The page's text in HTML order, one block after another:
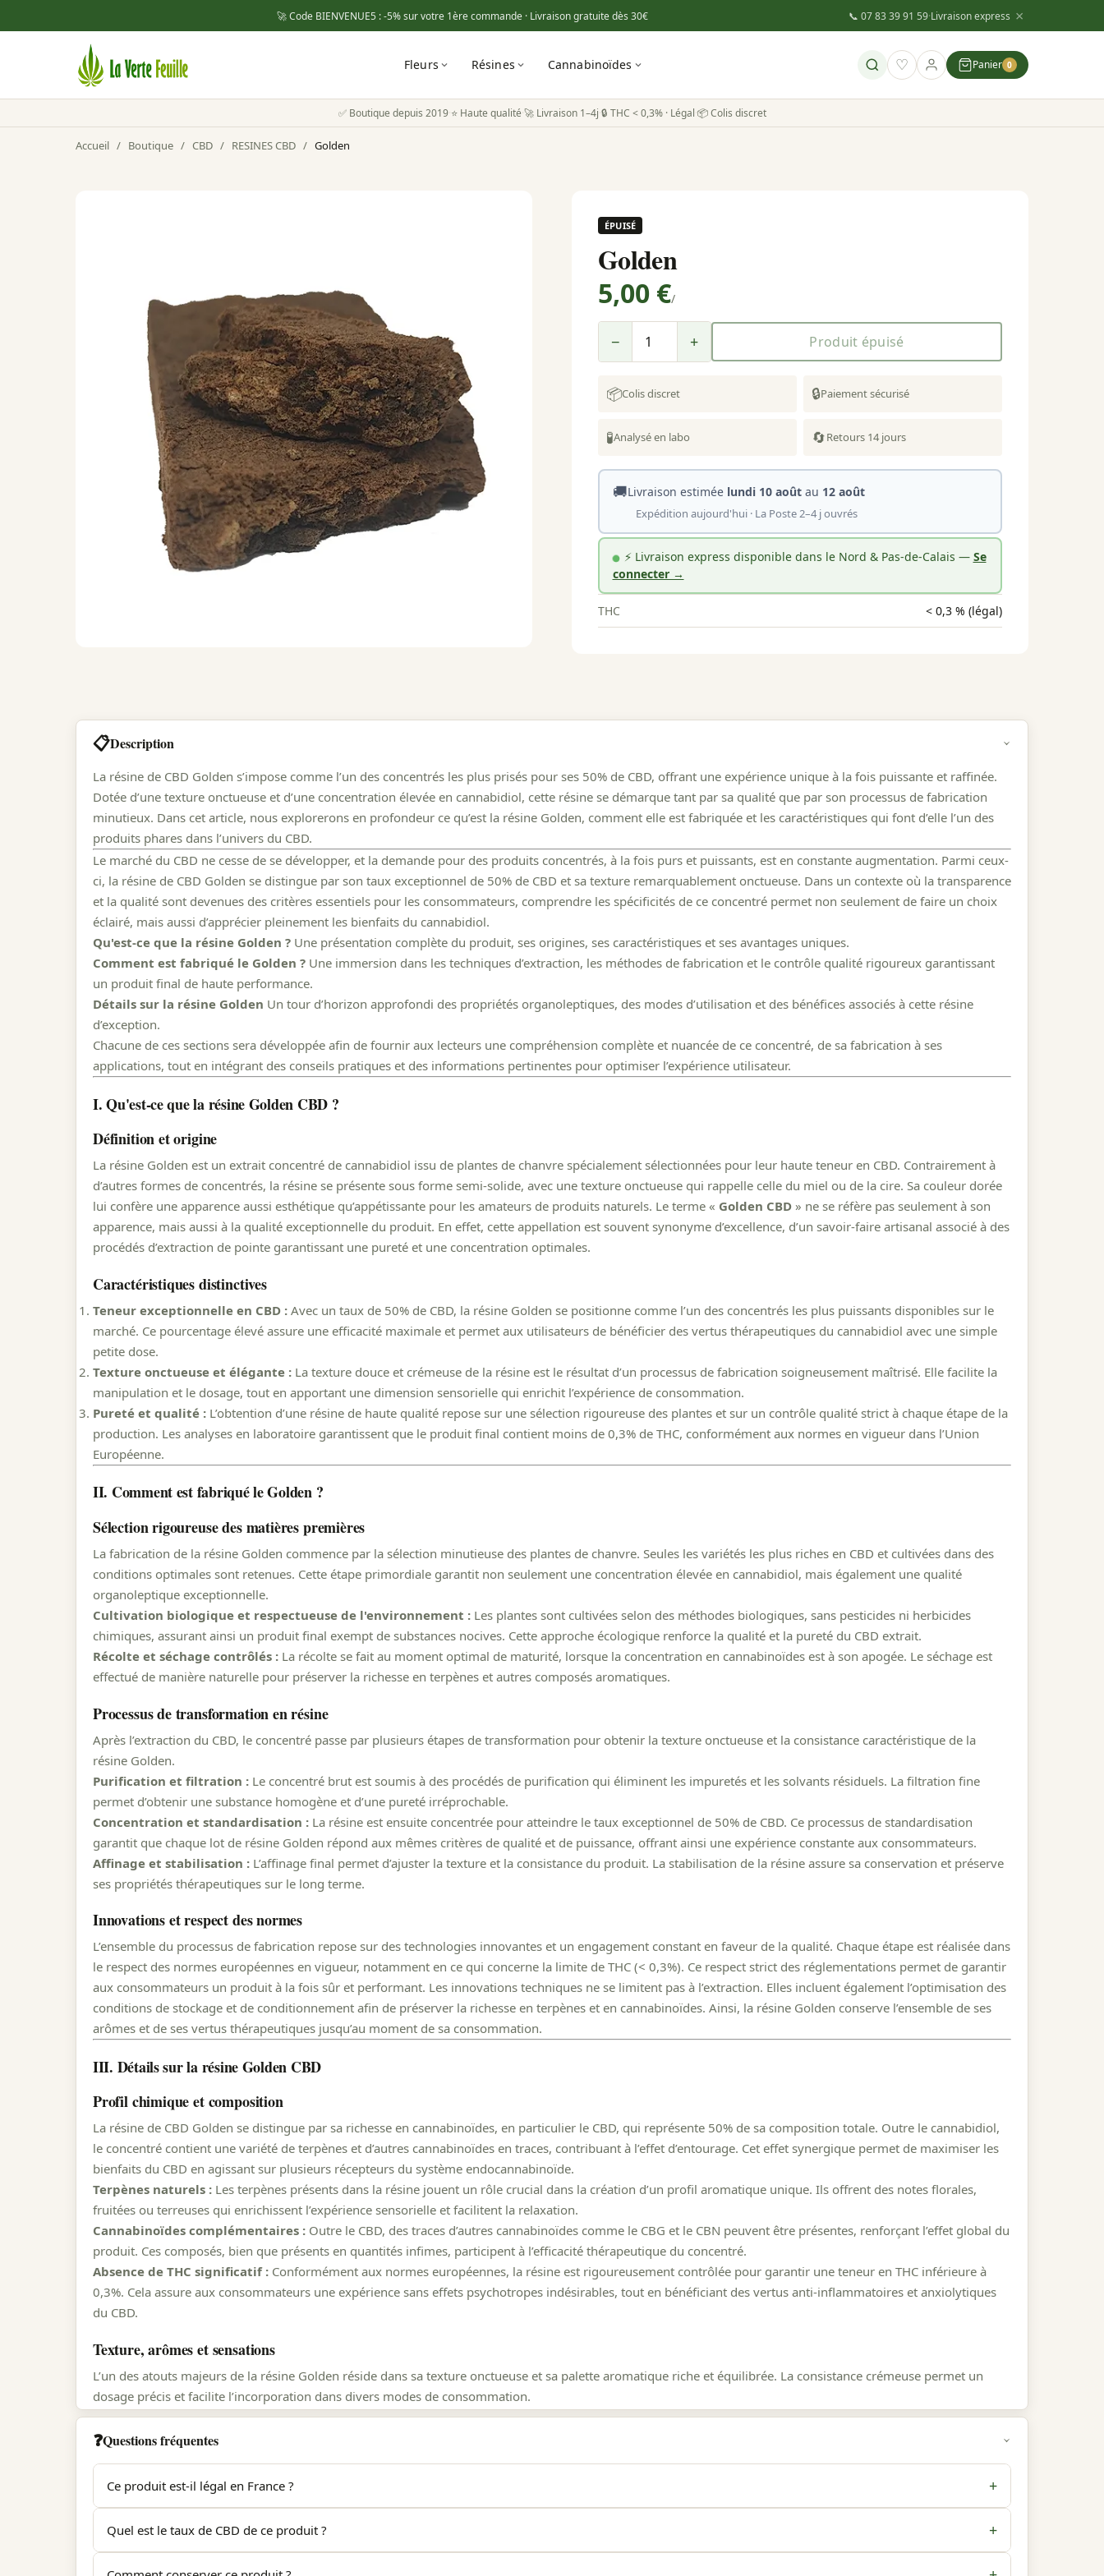
🚀 Code BIENVENUE5: -5% sur votre 1ère commande · Livraison gratuite dès 30€ 📞 07 83 39 91 59·Livraison express ×
Fleurs Résines Cannabinoïdes ♡ Panier 0
✅ Boutique depuis 2019·⭐ Haute qualité·🚀 Livraison 1–4j·🔒 THC < 0,3% · Légal·📦 Colis discret
Accueil / Boutique / CBD / RESINES CBD / Golden
ÉPUISÉ
Golden
5,00 €/
− + Produit épuisé
📦Colis discret 🔒Paiement sécurisé
🧪Analysé en labo 🔄Retours 14 jours
🚚Livraison estimée lundi 10 aoûtau 12 août
Expédition aujourd'hui · La Poste 2–4 j ouvrés
⚡ Livraison express disponible dans le Nord & Pas-de-Calais — Se
connecter →
THC < 0,3 % (légal)
📋Description
La résine de CBD Golden s’impose comme l’un des concentrés les plus prisés pour ses 50% de CBD, offrant une expérience unique à la fois puissante et raffinée.
Dotée d’une texture onctueuse et d’une concentration élevée en cannabidiol, cette résine se démarque tant par sa qualité que par son processus de fabrication
minutieux. Dans cet article, nous explorerons en profondeur ce qu’est la résine Golden, comment elle est fabriquée et les caractéristiques qui font d’elle l’un des
produits phares dans l’univers du CBD.
Le marché du CBD ne cesse de se développer, et la demande pour des produits concentrés, à la fois purs et puissants, est en constante augmentation. Parmi ceux-
ci, la résine de CBD Golden se distingue par son taux exceptionnel de 50% de CBD et sa texture remarquablement onctueuse. Dans un contexte où la transparence
et la qualité sont devenues des critères essentiels pour les consommateurs, comprendre les spécificités de ce concentré permet non seulement de faire un choix
éclairé, mais aussi d’apprécier pleinement les bienfaits du cannabidiol.
Qu'est-ce que la résine Golden ? Une présentation complète du produit, ses origines, ses caractéristiques et ses avantages uniques.
Comment est fabriqué le Golden ? Une immersion dans les techniques d’extraction, les méthodes de fabrication et le contrôle qualité rigoureux garantissant
un produit final de haute performance.
Détails sur la résine Golden Un tour d’horizon approfondi des propriétés organoleptiques, des modes d’utilisation et des bénéfices associés à cette résine
d’exception.
Chacune de ces sections sera développée afin de fournir aux lecteurs une compréhension complète et nuancée de ce concentré, de sa fabrication à ses
applications, tout en intégrant des conseils pratiques et des informations pertinentes pour optimiser l’expérience utilisateur.
I. Qu'est-ce que la résine Golden CBD ?
Définition et origine
La résine Golden est un extrait concentré de cannabidiol issu de plantes de chanvre spécialement sélectionnées pour leur haute teneur en CBD. Contrairement à
d’autres formes de concentrés, la résine se présente sous forme semi-solide, avec une texture onctueuse qui rappelle celle du miel ou de la cire. Sa couleur dorée
lui confère une apparence aussi esthétique qu’appétissante pour les amateurs de produits naturels. Le terme « Golden CBD » ne se réfère pas seulement à son
apparence, mais aussi à la qualité exceptionnelle du produit. En effet, cette appellation est souvent synonyme d’excellence, d’un savoir-faire artisanal associé à des
procédés d’extraction de pointe garantissant une pureté et une concentration optimales.
Caractéristiques distinctives
Teneur exceptionnelle en CBD : Avec un taux de 50% de CBD, la résine Golden se positionne comme l’un des concentrés les plus puissants disponibles sur le
marché. Ce pourcentage élevé assure une efficacité maximale et permet aux utilisateurs de bénéficier des vertus thérapeutiques du cannabidiol avec une simple
petite dose.
Texture onctueuse et élégante : La texture douce et crémeuse de la résine est le résultat d’un processus de fabrication soigneusement maîtrisé. Elle facilite la
manipulation et le dosage, tout en apportant une dimension sensorielle qui enrichit l’expérience de consommation.
Pureté et qualité : L’obtention d’une résine de haute qualité repose sur une sélection rigoureuse des plantes et sur un contrôle qualité strict à chaque étape de la
production. Les analyses en laboratoire garantissent que le produit final contient moins de 0,3% de THC, conformément aux normes en vigueur dans l’Union
Européenne.
II. Comment est fabriqué le Golden ?
Sélection rigoureuse des matières premières
La fabrication de la résine Golden commence par la sélection minutieuse des plantes de chanvre. Seules les variétés les plus riches en CBD et cultivées dans des
conditions optimales sont retenues. Cette étape primordiale garantit non seulement une concentration élevée en cannabidiol, mais également une qualité
organoleptique exceptionnelle.
Cultivation biologique et respectueuse de l'environnement : Les plantes sont cultivées selon des méthodes biologiques, sans pesticides ni herbicides
chimiques, assurant ainsi un produit final exempt de substances nocives. Cette approche écologique renforce la qualité et la pureté du CBD extrait.
Récolte et séchage contrôlés : La récolte se fait au moment optimal de maturité, lorsque la concentration en cannabinoïdes est à son apogée. Le séchage est
effectué de manière naturelle pour préserver la richesse en terpènes et autres composés aromatiques.
Processus de transformation en résine
Après l’extraction du CBD, le concentré passe par plusieurs étapes de transformation pour obtenir la texture onctueuse et la consistance caractéristique de la
résine Golden.
Purification et filtration : Le concentré brut est soumis à des procédés de purification qui éliminent les impuretés et les solvants résiduels. La filtration fine
permet d’obtenir une substance homogène et d’une pureté irréprochable.
Concentration et standardisation : La résine est ensuite concentrée pour atteindre le taux exceptionnel de 50% de CBD. Ce processus de standardisation
garantit que chaque lot de résine Golden répond aux mêmes critères de qualité et de puissance, offrant ainsi une expérience constante aux consommateurs.
Affinage et stabilisation : L’affinage final permet d’ajuster la texture et la consistance du produit. La stabilisation de la résine assure sa conservation et préserve
ses propriétés thérapeutiques sur le long terme.
Innovations et respect des normes
L’ensemble du processus de fabrication repose sur des technologies innovantes et un engagement constant en faveur de la qualité. Chaque étape est réalisée dans
le respect des normes européennes en vigueur, notamment en ce qui concerne la limite de THC (< 0,3%). Ce respect strict des réglementations permet de garantir
aux consommateurs un produit à la fois sûr et performant. Les innovations techniques ne se limitent pas à l’extraction. Elles incluent également l’optimisation des
conditions de stockage et de conditionnement afin de préserver la richesse en terpènes et en cannabinoïdes. Ainsi, la résine Golden conserve l’ensemble de ses
arômes et de ses vertus thérapeutiques jusqu’au moment de sa consommation.
III. Détails sur la résine Golden CBD
Profil chimique et composition
La résine de CBD Golden se distingue par sa richesse en cannabinoïdes, en particulier le CBD, qui représente 50% de sa composition totale. Outre le cannabidiol,
le concentré contient une variété de terpènes et d’autres cannabinoïdes en traces, contribuant à l’effet d’entourage. Cet effet synergique permet de maximiser les
bienfaits du CBD en agissant sur plusieurs récepteurs du système endocannabinoïde.
Terpènes naturels : Les terpènes présents dans la résine jouent un rôle crucial dans la création d’un profil aromatique unique. Ils offrent des notes florales,
fruitées ou terreuses qui enrichissent l’expérience sensorielle et facilitent la relaxation.
Cannabinoïdes complémentaires : Outre le CBD, des traces d’autres cannabinoïdes comme le CBG et le CBN peuvent être présentes, renforçant l’effet global du
produit. Ces composés, bien que présents en quantités infimes, participent à l’efficacité thérapeutique du concentré.
Absence de THC significatif : Conformément aux normes européennes, la résine est rigoureusement contrôlée pour garantir une teneur en THC inférieure à
0,3%. Cela assure aux consommateurs une expérience sans effets psychotropes indésirables, tout en bénéficiant des vertus anti-inflammatoires et anxiolytiques
du CBD.
Texture, arômes et sensations
L’un des atouts majeurs de la résine Golden réside dans sa texture onctueuse et sa palette aromatique riche et équilibrée. La consistance crémeuse permet un
dosage précis et facilite l’incorporation dans divers modes de consommation.
Texture onctueuse :La douceur et la fluidité de la résine facilitent son application, que ce soit pour une utilisation en vaporisation ou en infusion. Cette
caractéristique permet d’obtenir une libération homogène du CBD lors de la consommation, maximisant ainsi ses effets bénéfiques.
complexe. Chaque inhalation ou dégustation permet de percevoir la subtilité des notes florales et terreuses, invitant à une détente profonde.
Expérience utilisateur optimisée :
Études et retours d’expérience
❓Questions fréquentes
Ce produit est-il légal en France ? +
Oui. Golden respecte la réglementation française avec un taux de THC strictement inférieur à 0,3%, conformément à l'arrêté du 30 décembre 2021. Un certificat
d'analyse (COA) de laboratoire indépendant est disponible pour chaque lot.
Quel est le taux de CBD de ce produit ? +
Le taux de CBD est indiqué sur la fiche produit et vérifié par analyse HPLC en laboratoire indépendant. Chaque lot dispose de son propre certificat d'analyse.